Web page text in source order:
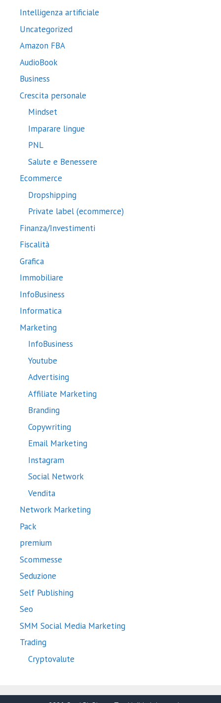
Intelligenza artificiale
Uncategorized
Amazon FBA
AudioBook
Business
Crescita personale
Mindset
Imparare lingue
PNL
Salute e Benessere
Ecommerce
Dropshipping
Private label (ecommerce)
Finanza/Investimenti
Fiscalità
Grafica
Immobiliare
InfoBusiness
Informatica
Marketing
InfoBusiness
Youtube
Advertising
Affiliate Marketing
Branding
Copywriting
Email Marketing
Instagram
Social Network
Vendita
Network Marketing
Pack
premium
Scommesse
Seduzione
Self Publishing
Seo
SMM Social Media Marketing
Trading
Cryptovalute